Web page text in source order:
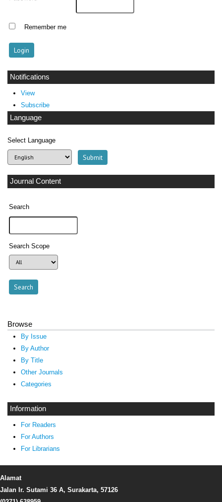
Remember me
Notifications
View
Subscribe
Language
Select Language
Journal Content
Search
Search Scope
Browse
By Issue
By Author
By Title
Other Journals
Categories
Information
For Readers
For Authors
For Librarians
Alamat
Jalan Ir. Sutami 36 A, Surakarta, 57126